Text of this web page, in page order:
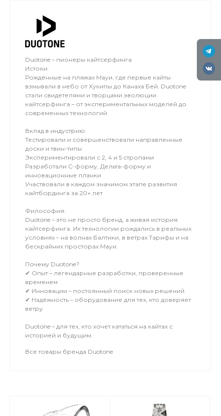
Duotone – пионеры кайтсерфинга
Истоки:
Рождённые на пляжах Мауи, где первые кайты
взмывали в небо от Хукипы до Канаха Бей. Duotone
стали свидетелями и творцами эволюции
кайтсерфинга – от экспериментальных моделей до
современных технологий.
Вклад в индустрию:
Тестировали и совершенствовали направленные
доски и твин-типы
Экспериментировали с 2, 4 и 5 стропами
Разработали C-форму, Дельта-форму и
инновационные планки
Участвовали в каждом значимом этапе развития
кайтбординга за 20+ лет
Философия:
Duotone – это не просто бренд, а живая история
кайтсерфинга. Их технологии рождались в реальных
условиях – на волнах Балтики, в ветрах Тарифы и на
бескрайних просторах Мауи.
Почему Duotone?
✔ Опыт – легендарные разработки, проверенные
временем
✔ Инновации – постоянный поиск новых решений
✔ Надёжность – оборудование для тех, кто доверяет
ветру
Duotone – для тех, кто хочет кататься на кайтах с
историей и будущим.
Все товары бренда Duotone